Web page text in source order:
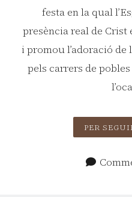
festa en la qual
presència real de Crist
i promou l’adoració de
pels carrers de
PER